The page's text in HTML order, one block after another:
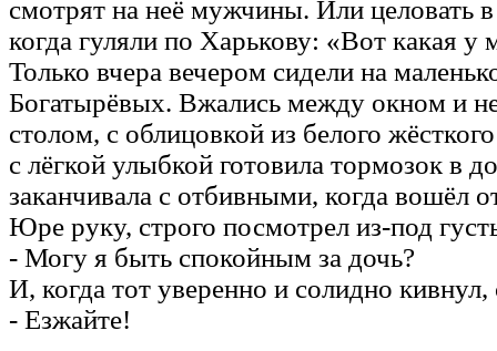
смотрят на неё мужчины. Или целовать
когда гуляли по Харькову: «Вот какая у
Только вчера вечером сидели на
Богатырёвых. Вжались между окном и
столом, с облицовкой из белого
с лёгкой улыбкой готовила тормозок в
заканчивала с отбивными, когда вошёл
Юре руку, строго посмотрел из-под
- Могу я быть спокойным за дочь?
И, когда тот уверенно и солидно кивнул,
- Езжайте!